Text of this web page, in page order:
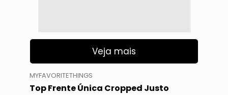
Veja mais
MYFAVORITETHINGS
Top Frente Única Cropped Justo